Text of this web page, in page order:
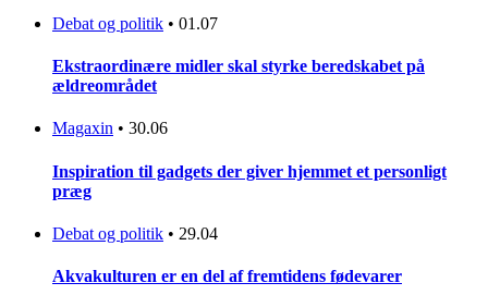
Debat og politik • 01.07
Ekstraordinære midler skal styrke beredskabet på
ældreområdet
Magaxin • 30.06
Inspiration til gadgets der giver hjemmet et personligt
præg
Debat og politik • 29.04
Akvakulturen er en del af fremtidens fødevarer